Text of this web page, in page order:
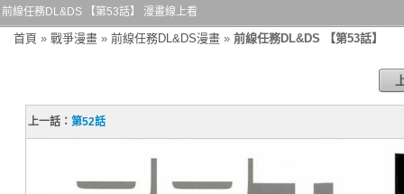
前線任務DL&DS 【第53話】 漫畫線上看
首頁 » 戰爭漫畫 » 前線任務DL&DS漫畫 » 前線任務DL&DS 【第53話】
上一話：第52話